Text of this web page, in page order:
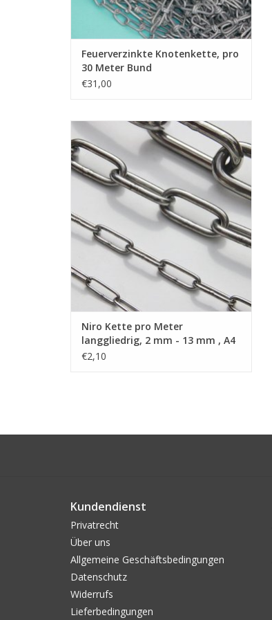
Feuerverzinkte Knotenkette, pro
30 Meter Bund
€31,00
Niro Kette langgliedrig A4 - AISI 316,
Edelstahl Kette langgliedrig, nach DIN 763,
pro Meter.
ZUM WARENKORB HINZUFÜGEN
Niro Kette pro Meter
langgliedrig, 2 mm - 13 mm , A4
- AISI 316
€2,10
Kundendienst
Privatrecht
Über uns
Allgemeine Geschäftsbedingungen
Datenschutz
Widerrufs
Lieferbedingungen